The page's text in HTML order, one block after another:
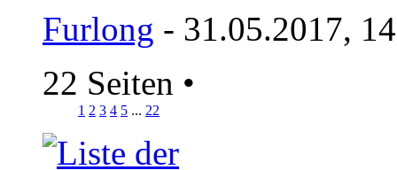
Furlong - 31.05.2017,
22 Seiten •
1 2 3 4 5 ... 22